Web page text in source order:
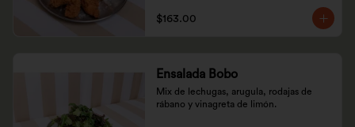
$163.00
Ensalada Bobo
Mix de lechugas, arugula, rodajas de
rábano y vinagreta de limón.